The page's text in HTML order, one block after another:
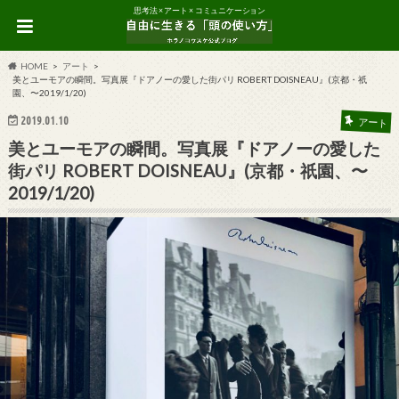
思考法 × アート × コミュニケーション
HOME
アート
美とユーモアの瞬間。写真展『ドアノーの愛した街パリ ROBERT DOISNEAU』(京都・祇
園、〜2019/1/20)
2019.01.10 アート
美とユーモアの瞬間。写真展『ドアノーの愛した
街パリ ROBERT DOISNEAU』(京都・祇園、〜
2019/1/20)